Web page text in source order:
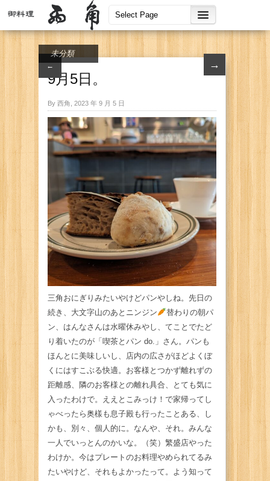
← →
未分類
9月5日。
By 西角, 2023 年 9 月 5 日
三角おにぎりみたいやけどパンやしね。先日の
続き、大文字山のあとニンジン
替わりの朝パ
ン、はんなさんは水曜休みやし、てことでたど
り着いたのが「喫茶とパン do.」さん。パンも
ほんとに美味しいし、店内の広さがほどよくぼ
くにはすこぶる快適。お客様とつかず離れずの
距離感、隣のお客様との離れ具合、とても気に
入ったわけで。ええとこみっけ！で家帰ってし
ゃべったら奥樣も息子殿も行ったことある、し
かも、別々、個人的に。なんや、それ。みんな
一人でいっとんのかいな。（笑）繁盛店やった
わけか。今はプレートのお料理やめられてるみ
たいやけど、それもよかったって。よう知って